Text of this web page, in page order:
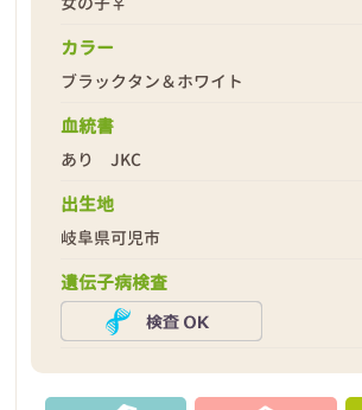
カラー
ブラックタン＆ホワイト
血統書
あり JKC
出生地
岐阜県可児市
遺伝子病検査